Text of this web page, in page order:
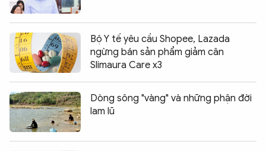
Bộ Y tế yêu cầu Shopee, Lazada
ngừng bán sản phẩm giảm cân
Slimaura Care x3
Dòng sông "vàng" và những phận đời
lam lũ